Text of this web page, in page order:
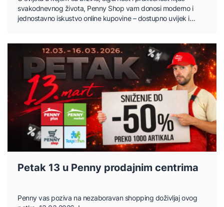
svakodnevnog života, Penny Shop vam donosi moderno i
jednostavno iskustvo online kupovine – dostupno uvijek i
Petak 13 u Penny prodajnim centrima
Penny vas poziva na nezaboravan shopping doživljaj ovog